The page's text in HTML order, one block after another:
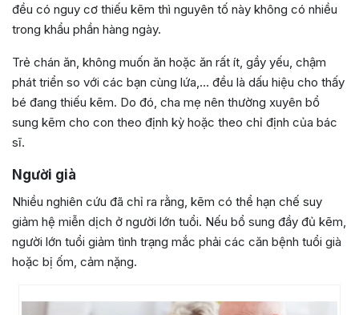
đều có nguy cơ thiếu kẽm thì nguyên tố này không có nhiều
trong khẩu phần hàng ngày.
Trẻ chán ăn, không muốn ăn hoặc ăn rất ít, gầy yếu, chậm
phát triển so với các bạn cùng lứa,… đều là dấu hiệu cho thấy
bé đang thiếu kẽm. Do đó, cha mẹ nên thường xuyên bổ
sung kẽm cho con theo định kỳ hoặc theo chỉ định của bác
sĩ.
Người già
Nhiều nghiên cứu đã chỉ ra rằng, kẽm có thể hạn chế suy
giảm hệ miễn dịch ở người lớn tuổi. Nếu bổ sung đầy đủ kẽm,
người lớn tuổi giảm tình trạng mắc phải các căn bệnh tuổi già
hoặc bị ốm, cảm nặng.